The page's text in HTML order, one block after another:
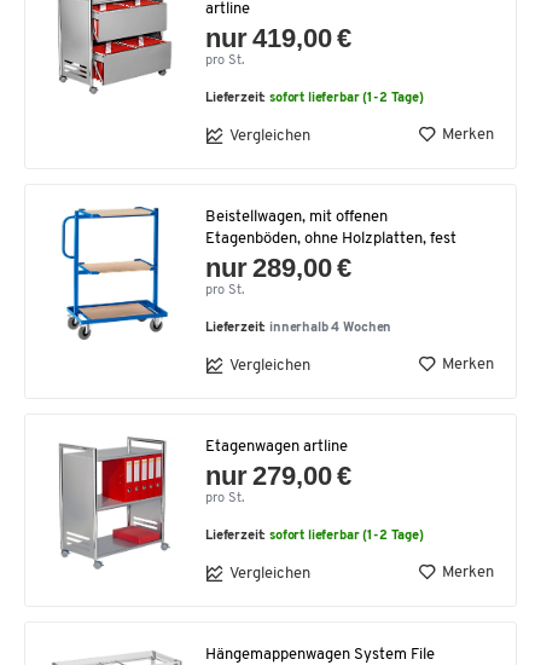
artline
nur 419,00 €
pro St.
Lieferzeit:sofort lieferbar (1-2 Tage)
Vergleichen Merken
Beistellwagen, mit offenen
Etagenböden, ohne Holzplatten, fest
nur 289,00 €
pro St.
Lieferzeit: innerhalb 4 Wochen
Vergleichen Merken
Etagenwagen artline
nur 279,00 €
pro St.
Lieferzeit:sofort lieferbar (1-2 Tage)
Vergleichen Merken
Hängemappenwagen System File